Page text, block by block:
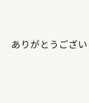
ありがとうござい